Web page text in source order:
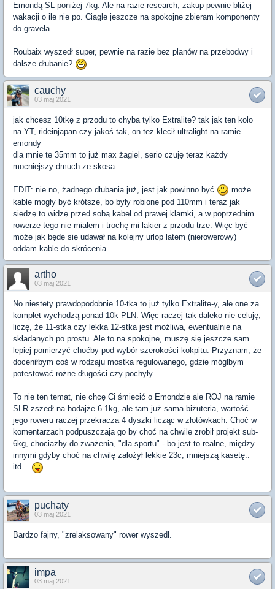
Emondą SL poniżej 7kg. Ale na razie research, zakup pewnie bliżej
wakacji o ile nie po. Ciągle jeszcze na spokojne zbieram komponenty
do gravela.
Roubaix wyszedł super, pewnie na razie bez planów na przebodwy i
dalsze dłubanie?
cauchy
03 maj 2021
jak chcesz 10tkę z przodu to chyba tylko Extralite? tak jak ten kolo
na YT, rideinjapan czy jakoś tak, on też klecił ultralight na ramie
emondy
dla mnie te 35mm to już max żagiel, serio czuję teraz każdy
mocniejszy dmuch ze skosa
EDIT: nie no, żadnego dłubania już, jest jak powinno być
może
kable mogły być krótsze, bo były robione pod 110mm i teraz jak
siedzę to widzę przed sobą kabel od prawej klamki, a w poprzednim
rowerze tego nie miałem i trochę mi lakier z przodu trze. Więc być
może jak będę się udawał na kolejny urlop latem (nierowerowy)
oddam kable do skrócenia.
artho
03 maj 2021
No niestety prawdopodobnie 10-tka to już tylko Extralite-y, ale one za
komplet wychodzą ponad 10k PLN. Więc raczej tak daleko nie celuję,
liczę, że 11-stka czy lekka 12-stka jest możliwa, ewentualnie na
składanych po prostu. Ale to na spokojne, muszę się jeszcze sam
lepiej pomierzyć choćby pod wybór szerokości kokpitu. Przyznam, że
doceniłbym coś w rodzaju mostka regulowanego, gdzie mógłbym
potestować rożne długości czy pochyły.
To nie ten temat, nie chcę Ci śmiecić o Emondzie ale ROJ na ramie
SLR zszedł na bodajże 6.1kg, ale tam już sama biżuteria, wartość
jego roweru raczej przekracza 4 dyszki licząc w złotówkach. Choć w
komentarzach podpuszczają go by choć na chwilę zrobił projekt sub-
6kg, chociażby do zważenia, "dla sportu" - bo jest to realne, między
innymi gdyby choć na chwilę założył lekkie 23c, mniejszą kasetę..
itd...
.
puchaty
03 maj 2021
Bardzo fajny, "zrelaksowany" rower wyszedł.
impa
03 maj 2021